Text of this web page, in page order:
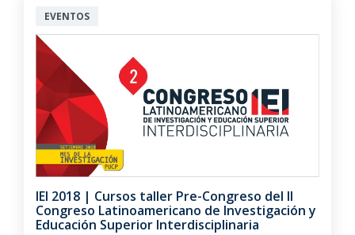
EVENTOS
IEI 2018 | Cursos taller Pre-Congreso del II
Congreso Latinoamericano de Investigación y
Educación Superior Interdisciplinaria